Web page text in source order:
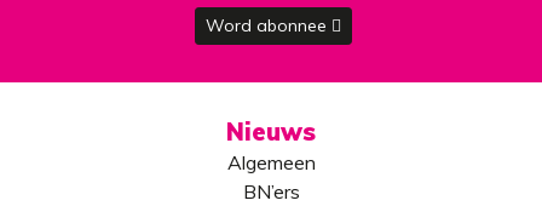
Word abonnee
Nieuws
Algemeen
BN’ers